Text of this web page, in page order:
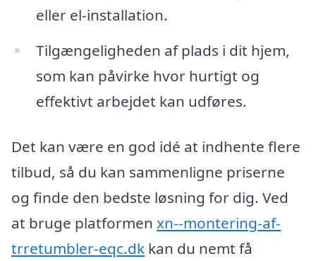
eller el-installation.
Tilgængeligheden af plads i dit hjem,
som kan påvirke hvor hurtigt og
effektivt arbejdet kan udføres.
Det kan være en god idé at indhente flere
tilbud, så du kan sammenligne priserne
og finde den bedste løsning for dig. Ved
at bruge platformen xn--montering-af-
trretumbler-eqc.dk kan du nemt få